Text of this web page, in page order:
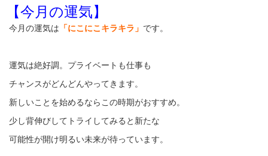
【今月の運気】
今月の運気は 「にこにこキラキラ」 です。
運気は絶好調。プライベートも仕事も
チャンスがどんどんやってきます。
新しいことを始めるならこの時期がおすすめ。
少し背伸びしてトライしてみると新たな
可能性が開け明るい未来が待っています。